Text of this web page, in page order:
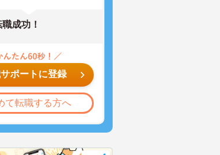
職成功！
ポートに登録
て転職する方へ